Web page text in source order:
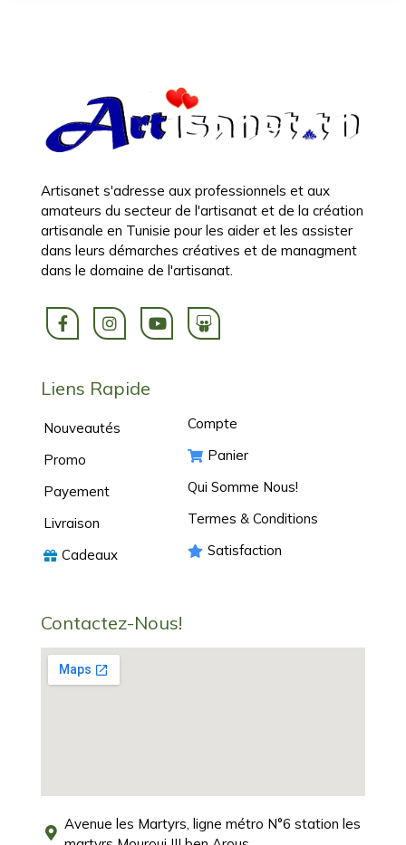
Artisanet s'adresse aux professionnels et aux
amateurs du secteur de l'artisanat et de la création
artisanale en Tunisie pour les aider et les assister
dans leurs démarches créatives et de managment
dans le domaine de l'artisanat.
Liens Rapide
Nouveautés
Promo
Payement
Livraison
Cadeaux
Compte
Panier
Qui Somme Nous!
Termes & Conditions
Satisfaction
Contactez-Nous!
Avenue les Martyrs, ligne métro N°6 station les